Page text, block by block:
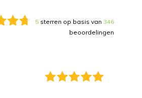
5 sterren op basis van 346
beoordelingen